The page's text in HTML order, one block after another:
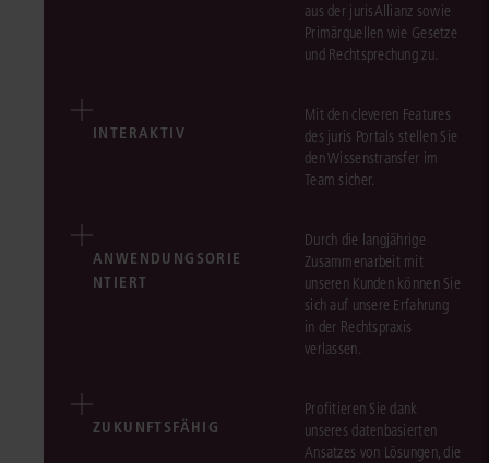
aus der jurisAllianz sowie
Primärquellen wie Gesetze
und Rechtsprechung zu.
INTERAKTIV
Mit den cleveren Features
des juris Portals stellen Sie
den Wissenstransfer im
Team sicher.
ANWENDUNGSORIE
NTIERT
Durch die langjährige
Zusammenarbeit mit
unseren Kunden können Sie
sich auf unsere Erfahrung
in der Rechtspraxis
verlassen.
ZUKUNFTSFÄHIG
Profitieren Sie dank
unseres datenbasierten
Ansatzes von Lösungen, die